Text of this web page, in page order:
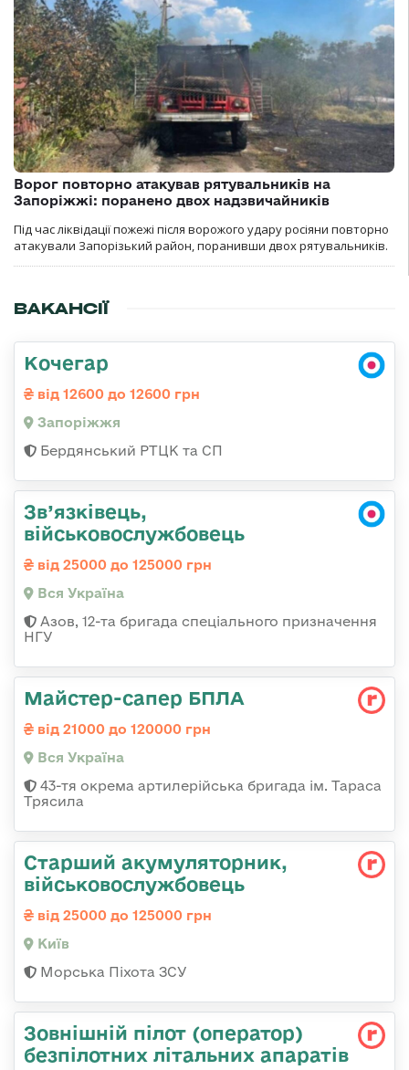
Ворог повторно атакував рятувальників на
Запоріжжі: поранено двох надзвичайників
Під час ліквідації пожежі після ворожого удару росіяни повторно
атакували Запорізький район, поранивши двох рятувальників.
ВАКАНСІЇ
Кочегар
від 12600 до 12600 грн
Запоріжжя
Бердянський РТЦК та СП
Зв’язківець,
військовослужбовець
від 25000 до 125000 грн
Вся Україна
Азов, 12-та бригада спеціального призначення
НГУ
Майстер-сапер БПЛА
від 21000 до 120000 грн
Вся Україна
43-тя окрема артилерійська бригада ім. Тараса
Трясила
Старший акумуляторник,
військовослужбовець
від 25000 до 125000 грн
Київ
Морська Піхота ЗСУ
Зовнішній пілот (оператор)
безпілотних літальних апаратів